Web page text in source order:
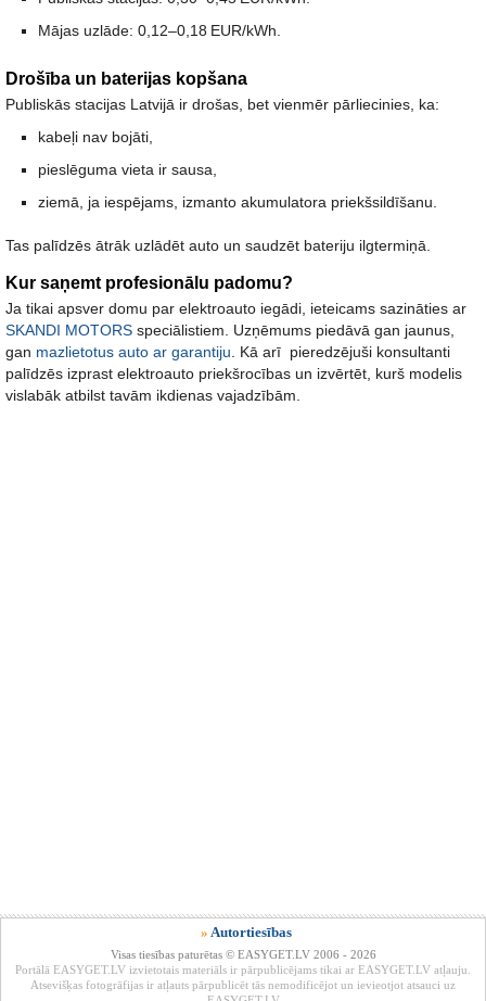
Mājas uzlāde: 0,12–0,18 EUR/kWh.
Drošība un baterijas kopšana
Publiskās stacijas Latvijā ir drošas, bet vienmēr pārliecinies, ka:
kabeļi nav bojāti,
pieslēguma vieta ir sausa,
ziemā, ja iespējams, izmanto akumulatora priekšsildīšanu.
Tas palīdzēs ātrāk uzlādēt auto un saudzēt bateriju ilgtermiņā.
Kur saņemt profesionālu padomu?
Ja tikai apsver domu par elektroauto iegādi, ieteicams sazināties ar
SKANDI MOTORS speciālistiem. Uzņēmums piedāvā gan jaunus,
gan mazlietotus auto ar garantiju . Kā arī pieredzējuši konsultanti
palīdzēs izprast elektroauto priekšrocības un izvērtēt, kurš modelis
vislabāk atbilst tavām ikdienas vajadzībām.
» Autortiesības
Visas tiesības paturētas © EASYGET.LV 2006 - 2026
Portālā EASYGET.LV izvietotais materiāls ir pārpublicējams tikai ar EASYGET.LV atļauju.
Atsevišķas fotogrāfijas ir atļauts pārpublicēt tās nemodificējot un ievieotjot atsauci uz